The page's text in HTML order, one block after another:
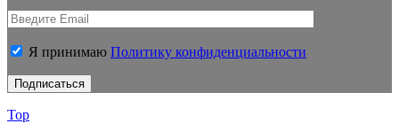
Я принимаю Политику конфиденциальности
Top